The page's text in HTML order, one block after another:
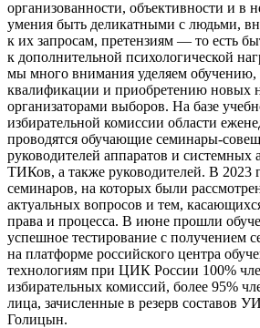
организованности, объективности и в
умения быть деликатными с людьми,
к их запросам, претензиям — то есть
к дополнительной психологической
мы много внимания уделяем
квалификации и приобретению новых
организаторами выборов. На базе
избирательной комиссии области
проводятся обучающие семинары-
руководителей аппаратов и системных
ТИКов, а также руководителей. В 2023
семинаров, на которых были
актуальных вопросов и тем,
права и процесса. В июне прошли
успешное тестирование с получением
на платформе российского центра
технологиям при ЦИК России 100%
избирательных комиссий, более 95%
лица, зачисленные в резерв составов
Голицын.